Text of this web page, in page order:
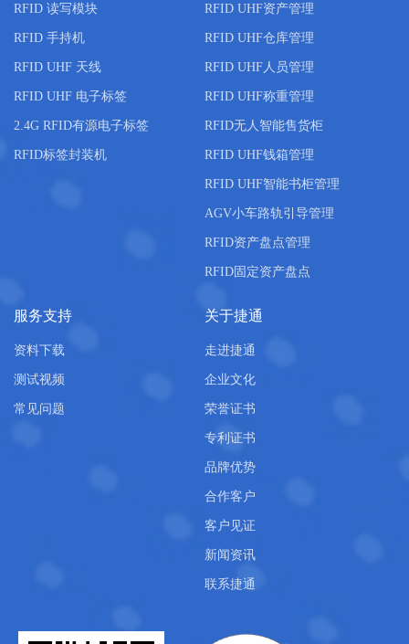
RFID 读写模块
RFID 手持机
RFID UHF 天线
RFID UHF 电子标签
2.4G RFID有源电子标签
RFID标签封装机
RFID UHF资产管理
RFID UHF仓库管理
RFID UHF人员管理
RFID UHF称重管理
RFID无人智能售货柜
RFID UHF钱箱管理
RFID UHF智能书柜管理
AGV小车路轨引导管理
RFID资产盘点管理
RFID固定资产盘点
服务支持
资料下载
测试视频
常见问题
关于捷通
走进捷通
企业文化
荣誉证书
专利证书
品牌优势
合作客户
客户见证
新闻资讯
联系捷通